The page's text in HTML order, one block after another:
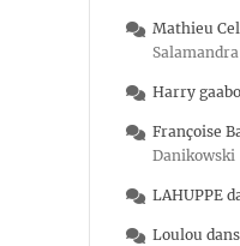
Mathieu
Salamandra
Harry
Françoise
Danikowski
LAHUPPE
Loulou dans